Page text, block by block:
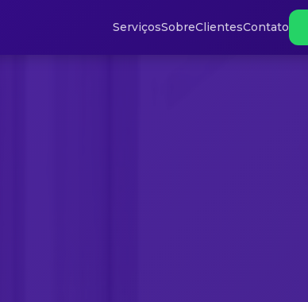
ServiçosSobreClientesContato